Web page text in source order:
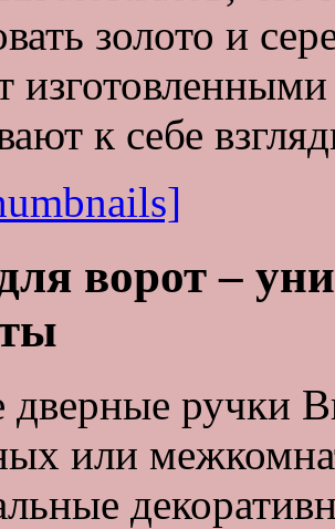
золото и
к себе
ворот –
дверные ручки
или